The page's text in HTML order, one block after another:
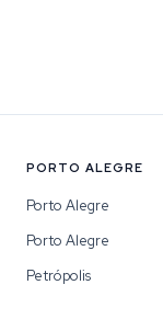
PORTO ALEGRE
Porto Alegre
Porto Alegre
Petrópolis